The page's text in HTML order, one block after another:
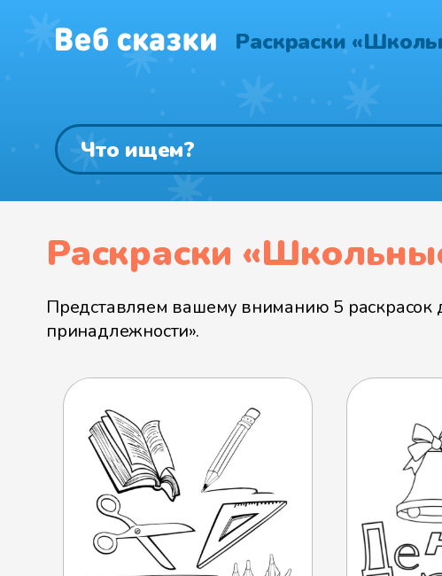
Раскраски
Раскраски
Представляем вашему вниманию 5 раскрасок
принадлежности».